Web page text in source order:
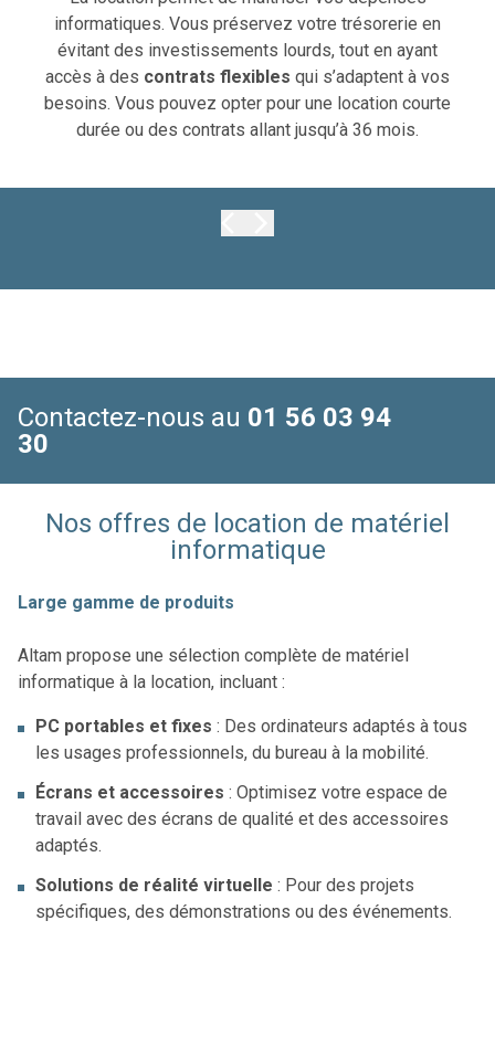
informatiques. Vous préservez votre trésorerie en
évitant des investissements lourds, tout en ayant
accès à des contrats flexibles qui s’adaptent à vos
besoins. Vous pouvez opter pour une location courte
durée ou des contrats allant jusqu’à 36 mois.
Contactez-nous au 01 56 03 94
30
Nos offres de location de matériel
informatique
Large gamme de produits
Altam propose une sélection complète de matériel
informatique à la location, incluant :
PC portables et fixes : Des ordinateurs adaptés à tous
les usages professionnels, du bureau à la mobilité.
Écrans et accessoires : Optimisez votre espace de
travail avec des écrans de qualité et des accessoires
adaptés.
Solutions de réalité virtuelle : Pour des projets
spécifiques, des démonstrations ou des événements.